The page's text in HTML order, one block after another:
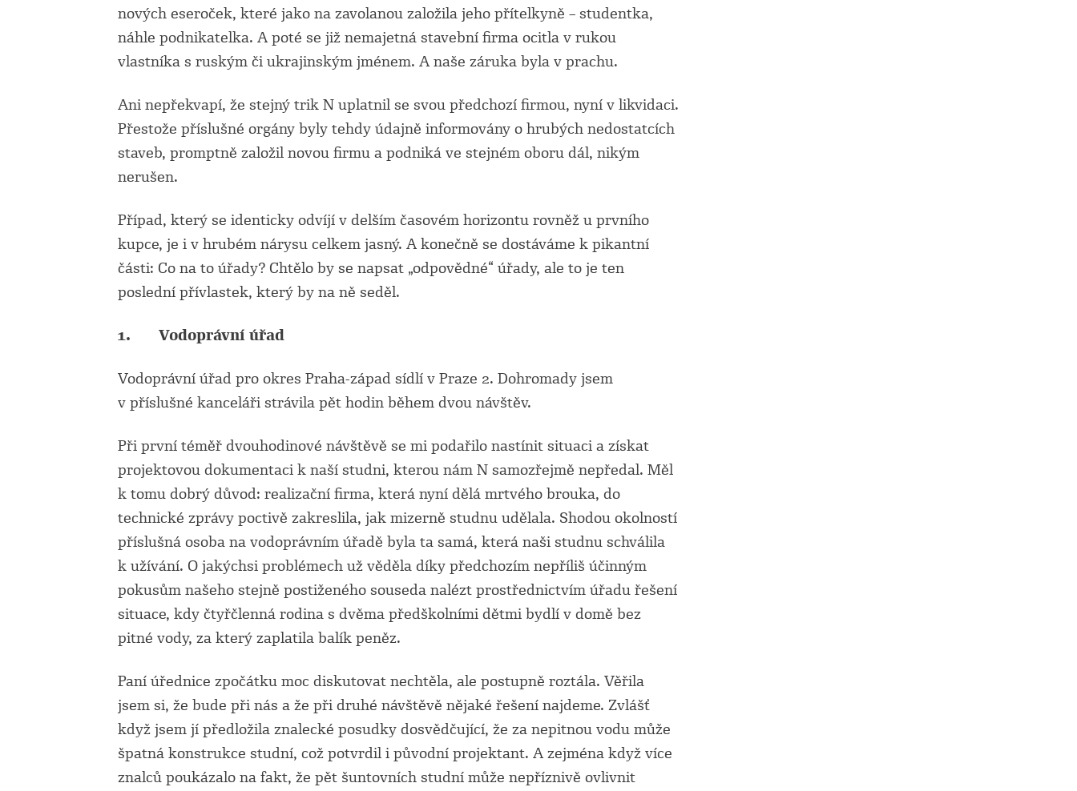
nových eseroček, které jako na zavolanou založila jeho přítelkyně – studentka,
náhle podnikatelka. A poté se již nemajetná stavební firma ocitla v rukou
vlastníka s ruským či ukrajinským jménem. A naše záruka byla v prachu.
Ani nepřekvapí, že stejný trik N uplatnil se svou předchozí firmou, nyní v likvidaci.
Přestože příslušné orgány byly tehdy údajně informovány o hrubých nedostatcích
staveb, promptně založil novou firmu a podniká ve stejném oboru dál, nikým
nerušen.
Případ, který se identicky odvíjí v delším časovém horizontu rovněž u prvního
kupce, je i v hrubém nárysu celkem jasný. A konečně se dostáváme k pikantní
části: Co na to úřady? Chtělo by se napsat „odpovědné“ úřady, ale to je ten
poslední přívlastek, který by na ně seděl.
1. Vodoprávní úřad
Vodoprávní úřad pro okres Praha-západ sídlí v Praze 2. Dohromady jsem
v příslušné kanceláři strávila pět hodin během dvou návštěv.
Při první téměř dvouhodinové návštěvě se mi podařilo nastínit situaci a získat
projektovou dokumentaci k naší studni, kterou nám N samozřejmě nepředal. Měl
k tomu dobrý důvod: realizační firma, která nyní dělá mrtvého brouka, do
technické zprávy poctivě zakreslila, jak mizerně studnu udělala. Shodou okolností
příslušná osoba na vodoprávním úřadě byla ta samá, která naši studnu schválila
k užívání. O jakýchsi problémech už věděla díky předchozím nepříliš účinným
pokusům našeho stejně postiženého souseda nalézt prostřednictvím úřadu řešení
situace, kdy čtyřčlenná rodina s dvěma předškolními dětmi bydlí v domě bez
pitné vody, za který zaplatila balík peněz.
Paní úřednice zpočátku moc diskutovat nechtěla, ale postupně roztála. Věřila
jsem si, že bude při nás a že při druhé návštěvě nějaké řešení najdeme. Zvlášť
když jsem jí předložila znalecké posudky dosvědčující, že za nepitnou vodu může
špatná konstrukce studní, což potvrdil i původní projektant. A zejména když více
znalců poukázalo na fakt, že pět šuntovních studní může nepříznivě ovlivnit